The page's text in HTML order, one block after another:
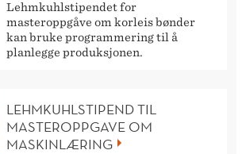
Lehmkuhlstipendet for
masteroppgåve om korleis bønder
kan bruke programmering til å
planlegge produksjonen.
LEHMKUHLSTIPEND TIL
MASTEROPPGAVE OM
MASKINLÆRING